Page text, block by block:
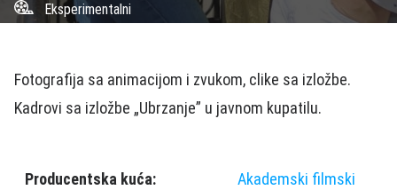
Eksperimentalni
Fotografija sa animacijom i zvukom, clike sa izložbe.
Kadrovi sa izložbe „Ubrzanje” u javnom kupatilu.
Producentska kuća:
Akademski filmski